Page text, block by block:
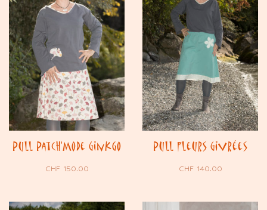
Pull Patch’Mode Ginkgo
CHF150.00
Pull Fleurs Givrées
CHF140.00